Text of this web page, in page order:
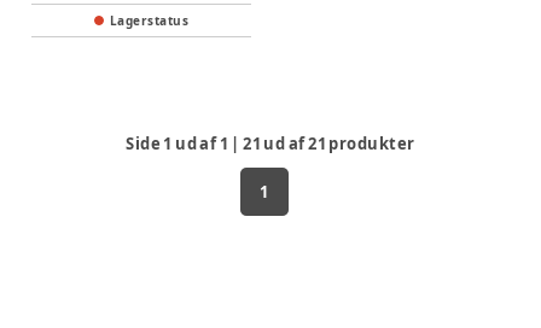
Lagerstatus
Side 1 ud af1 |21 ud af21 produkter
1